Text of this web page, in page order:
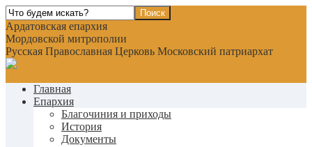
Ардатовская епархия
Мордовской митрополии
Русская Православная Церковь Московский патриархат
Главная
Епархия
Благочиния и приходы
История
Документы